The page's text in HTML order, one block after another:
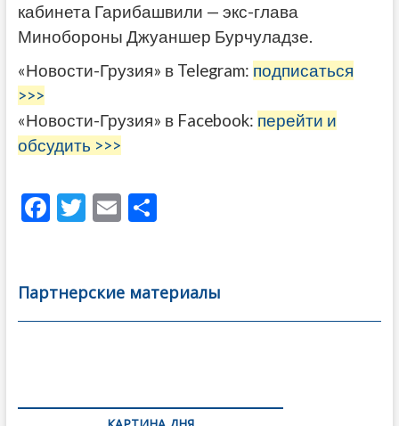
кабинета Гарибашвили — экс-глава
Минобороны Джуаншер Бурчуладзе.
«Новости-Грузия» в Telegram: подписаться
>>>
«Новости-Грузия» в Facebook: перейти и
обсудить >>>
F
b
o
T
er
E
l
О
а
в
Партнерские материалы
по